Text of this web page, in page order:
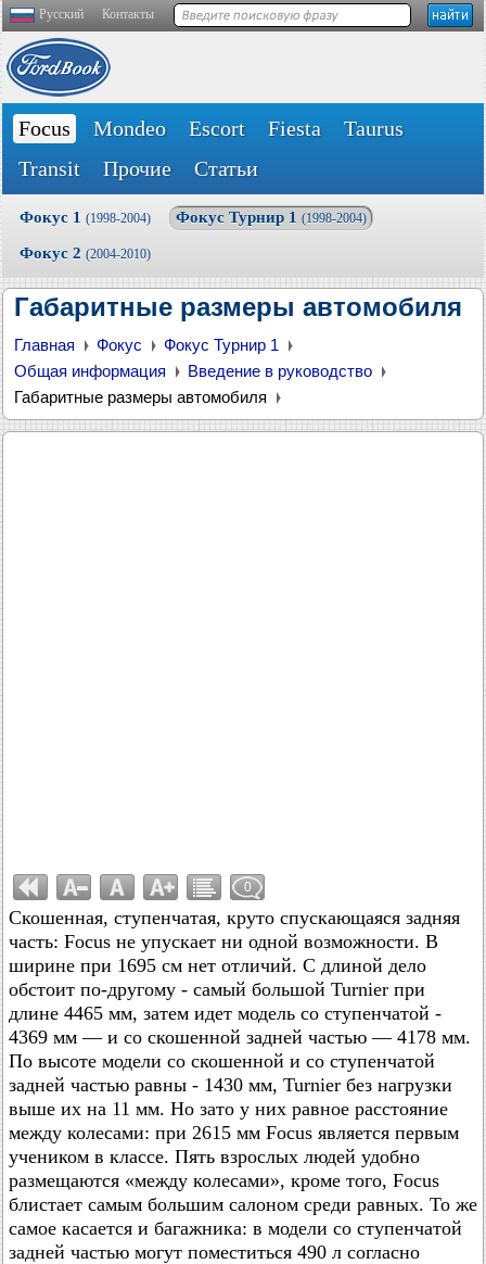
Русский Контакты
Focus Mondeo Escort Fiesta
Taurus
Transit
Прочие Статьи
Фокус 1 (1998-2004) Фокус Турнир 1 (1998-2004)
Фокус 2 (2004-2010)
Габаритные размеры автомобиля
Главная Фокус
Фокус Турнир 1
Общая информация
Введение в руководство
Габаритные размеры автомобиля
0
Скошенная, ступенчатая, круто спускающаяся задняя
часть: Focus не упускает ни одной возможности. В
ширине при 1695 см нет отличий. С длиной дело
обстоит по-другому - самый большой Turnier при
длине 4465 мм, затем идет модель со ступенчатой -
4369 мм — и со скошенной задней частью — 4178 мм.
По высоте модели со скошенной и со ступенчатой
задней частью равны - 1430 мм, Turnier без нагрузки
выше их на 11 мм. Но зато у них равное расстояние
между колесами: при 2615 мм Focus является первым
учеником в классе. Пять взрослых людей удобно
размещаются «между колесами», кроме того, Focus
блистает самым большим салоном среди равных. То же
самое касается и багажника: в модели со ступенчатой
задней частью могут поместиться 490 л согласно